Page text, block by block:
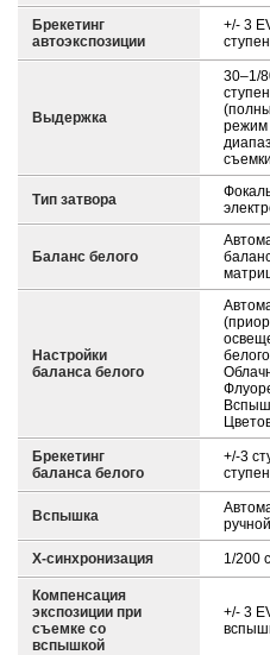
Брекетинг
автоэкспозиции
+/- 3
Выдержка
30–1/
режим
Тип затвора
Баланс белого
Настройки
баланса белого
Брекетинг
баланса белого
+/-3
Вспышка
X-синхронизация 1/200 с
Компенсация
экспозиции при
съемке со
вспышкой
+/- 3